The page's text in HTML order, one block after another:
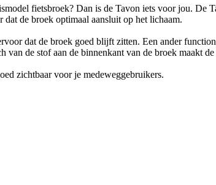
fietsbroek? Dan is de Tavon iets voor jou.
de broek optimaal aansluit op het lichaam.
dat de broek goed blijft zitten. Een ander
van de stof aan de binnenkant van de broek maakt
zichtbaar voor je medeweggebruikers.